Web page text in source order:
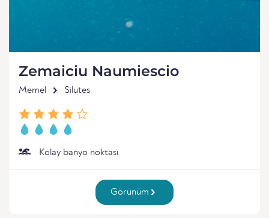
Zemaiciu Naumiescio
Memel Silutes
Kolay banyo noktası
Görünüm